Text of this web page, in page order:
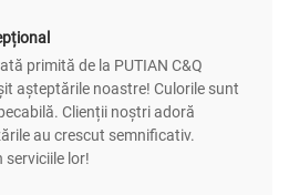
primită de la PUTIAN C&Q
așteptările noastre! Culorile sunt
Clienții noștri adoră
au crescut semnificativ.
serviciile lor!